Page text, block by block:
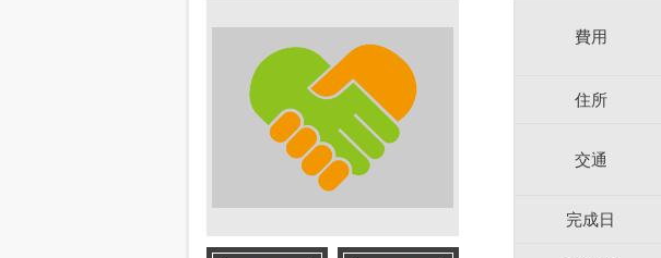
費用
住所
交通
完成日